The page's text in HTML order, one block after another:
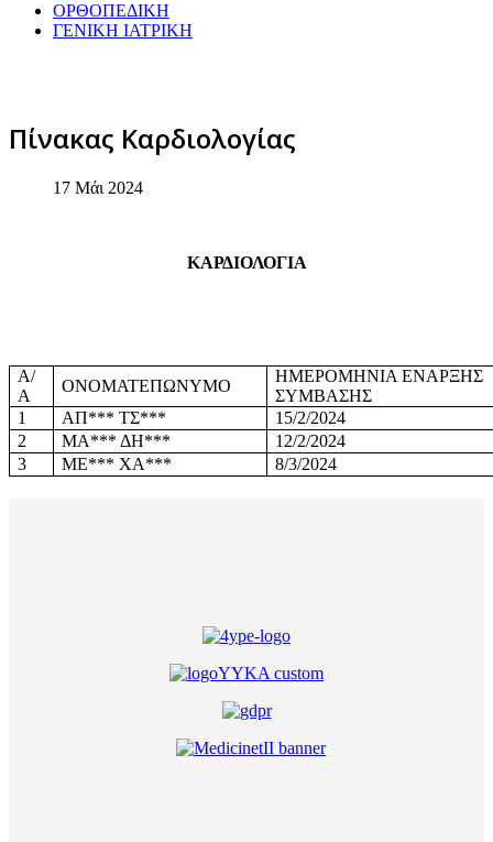
ΟΡΘΟΠΕΔΙΚΗ
ΓΕΝΙΚΗ ΙΑΤΡΙΚΗ
Πίνακας Καρδιολογίας
17 Μάι 2024
ΚΑΡΔΙΟΛΟΓΙΑ
Α/
Α
ΟΝΟΜΑΤΕΠΩΝΥΜΟ
ΗΜΕΡΟΜΗΝΙΑ ΕΝΑΡΞΗΣ
ΣΥΜΒΑΣΗΣ
1
ΑΠ*** ΤΣ***
15/2/2024
2
ΜΑ*** ΔΗ***
12/2/2024
3
ΜΕ*** ΧΑ*** 8/3/2024